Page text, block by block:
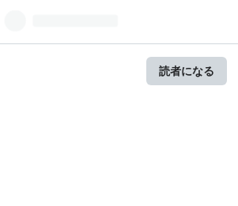
読者になる